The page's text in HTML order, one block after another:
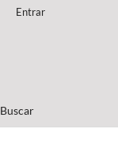
Buscar
Entrar